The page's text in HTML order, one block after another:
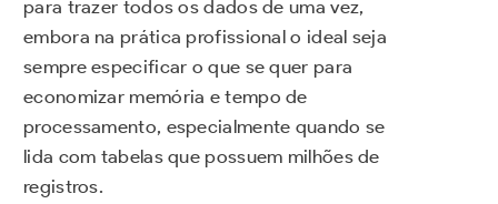
para trazer todos os dados de uma vez,
embora na prática profissional o ideal seja
sempre especificar o que se quer para
economizar memória e tempo de
processamento, especialmente quando se
lida com tabelas que possuem milhões de
registros.